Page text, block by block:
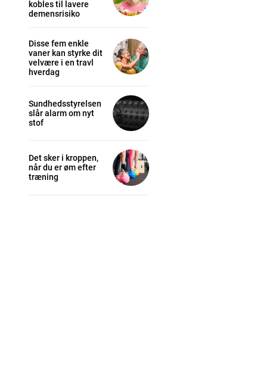
kobles til lavere
demensrisiko
Disse fem enkle
vaner kan styrke dit
velvære i en travl
hverdag
Sundhedsstyrelsen
slår alarm om nyt
stof
Det sker i kroppen,
når du er øm efter
træning